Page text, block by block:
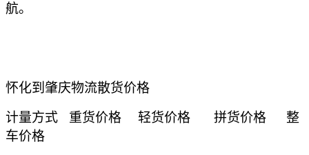
航。
怀化到肇庆物流散货价格
计量方式 重货价格 轻货价格 拼货价格
整
车价格